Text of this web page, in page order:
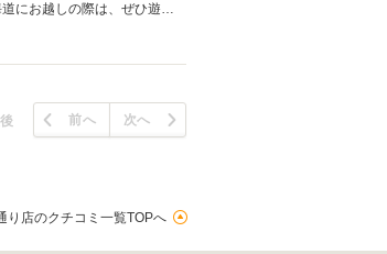
前へ 次へ
り店のクチコミ一覧TOPへ